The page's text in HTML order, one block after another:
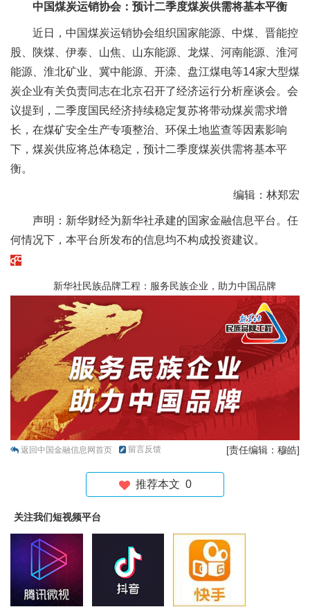
中国煤炭运销协会：预计二季度煤炭供需将基本平衡
近日，中国煤炭运销协会组织国家能源、中煤、晋能控
股、陕煤、伊泰、山焦、山东能源、龙煤、河南能源、淮河
能源、淮北矿业、冀中能源、开滦、盘江煤电等14家大型煤
炭企业有关负责同志在北京召开了经济运行分析座谈会。会
议提到，二季度国民经济持续稳定复苏将带动煤炭需求增
长，在煤矿安全生产专项整治、环保土地监查等因素影响
下，煤炭供应将总体稳定，预计二季度煤炭供需将基本平
衡。
编辑：林郑宏
声明：新华财经为新华社承建的国家金融信息平台。任
何情况下，本平台所发布的信息均不构成投资建议。
新华社民族品牌工程：服务民族企业，助力中国品牌
返回中国金融信息网首页 留言反馈 [责任编辑：穆皓]
推荐本文 0
关注我们短视频平台